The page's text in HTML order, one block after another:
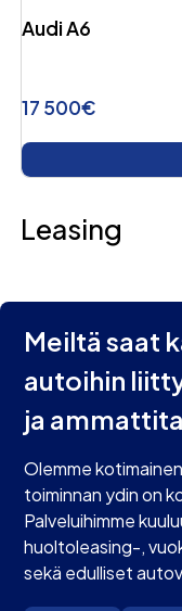
Audi A6
17 500€
Leasing
Meiltä saat
autoihin
ja
Olemme
toiminnan ydin on
Palveluihimme
huoltoleasing-,
sekä edulliset